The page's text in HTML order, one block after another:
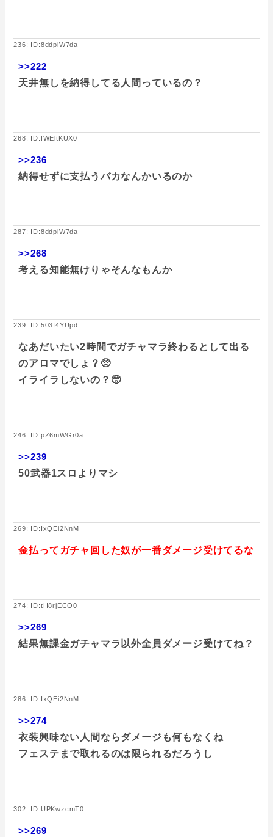
236: ID:8ddpiW7da
>>222
天井無しを納得してる人間っているの？
268: ID:fWEltKUX0
>>236
納得せずに支払うバカなんかいるのか
287: ID:8ddpiW7da
>>268
考える知能無けりゃそんなもんか
239: ID:503I4YUpd
なあだいたい2時間でガチャマラ終わるとして出る
のアロマでしょ？🥺
イライラしないの？🥺
246: ID:pZ6mWGr0a
>>239
50武器1スロよりマシ
269: ID:IxQEi2NnM
金払ってガチャ回した奴が一番ダメージ受けてるな
274: ID:tH8rjECO0
>>269
結果無課金ガチャマラ以外全員ダメージ受けてね？
286: ID:IxQEi2NnM
>>274
衣装興味ない人間ならダメージも何もなくね
フェステまで取れるのは限られるだろうし
302: ID:UPKwzcmT0
>>269